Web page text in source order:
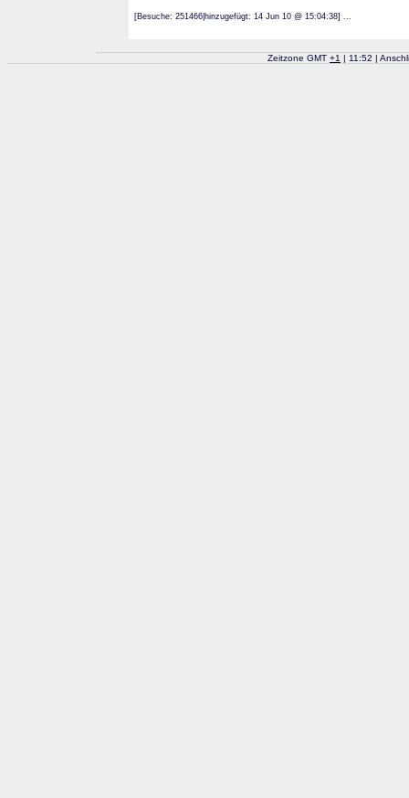
[Besuche: 251466|hinzugefügt: 14 Jun 10 @ 15:04:38] ...
Zeitzone GMT +1 | 11:52 |